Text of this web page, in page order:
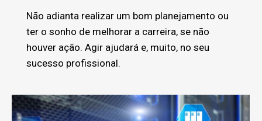
Não adianta realizar um bom planejamento ou
ter o sonho de melhorar a carreira, se não
houver ação. Agir ajudará e, muito, no seu
sucesso profissional.